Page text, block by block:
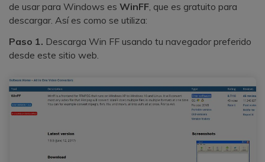
de usar para Windows es WinFF, que es gratuito para
descargar. Así es como se utiliza:
Paso 1. Descarga Win FF usando tu navegador preferido
desde este sitio web.